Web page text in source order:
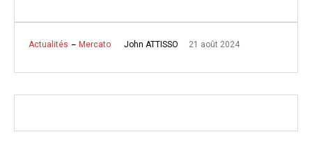
Actualités Mercato John ATTISSO 21 août 2024